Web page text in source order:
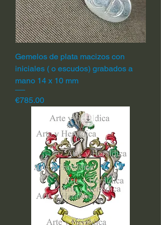
Gemelos de plata macizos con
iniciales ( o escudos) grabados a
mano 14 x 10 mm
Price
€785.00